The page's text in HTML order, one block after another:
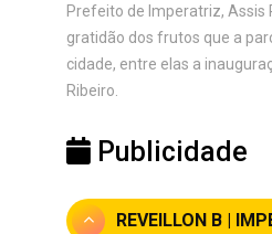
Prefeito de Imperatriz, Assis
gratidão dos frutos que a
cidade, entre elas a
Ribeiro.
Publicidade
REVEILLON B |